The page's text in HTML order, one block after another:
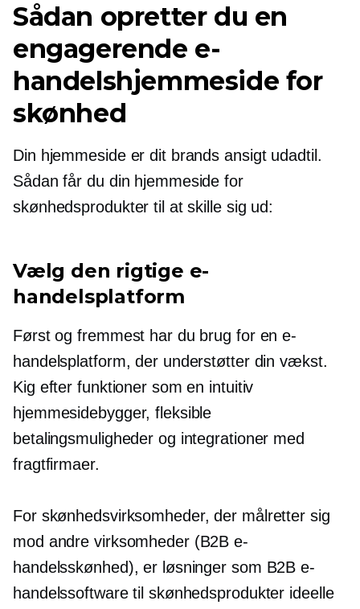
Sådan opretter du en
engagerende e-
handelshjemmeside for
skønhed
Din hjemmeside er dit brands ansigt udadtil.
Sådan får du din hjemmeside for
skønhedsprodukter til at skille sig ud:
Vælg den rigtige e-
handelsplatform
Først og fremmest har du brug for en e-
handelsplatform, der understøtter din vækst.
Kig efter funktioner som en intuitiv
hjemmesidebygger, fleksible
betalingsmuligheder og integrationer med
fragtfirmaer.
For skønhedsvirksomheder, der målretter sig
mod andre virksomheder (B2B e-
handelsskønhed), er løsninger som B2B e-
handelssoftware til skønhedsprodukter ideelle